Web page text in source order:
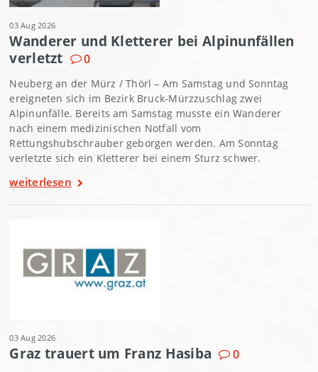
03 Aug 2026
Wanderer und Kletterer bei Alpinunfällen
verletzt
0
Neuberg an der Mürz / Thörl – Am Samstag und Sonntag
ereigneten sich im Bezirk Bruck-Mürzzuschlag zwei
Alpinunfälle. Bereits am Samstag musste ein Wanderer
nach einem medizinischen Notfall vom
Rettungshubschrauber geborgen werden. Am Sonntag
verletzte sich ein Kletterer bei einem Sturz schwer.
weiterlesen
03 Aug 2026
Graz trauert um Franz Hasiba 0